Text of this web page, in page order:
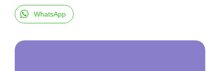
WhatsApp